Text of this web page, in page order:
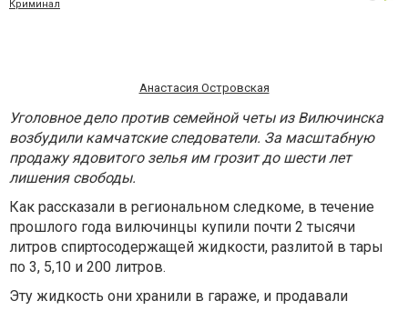
Криминал
Анастасия Островская
Уголовное дело против семейной четы из Вилючинска
возбудили камчатские следователи. За масштабную
продажу ядовитого зелья им грозит до шести лет
лишения свободы.
Как рассказали в региональном следкоме, в течение
прошлого года вилючинцы купили почти 2 тысячи
литров спиртосодержащей жидкости, разлитой в тары
по 3, 5,10 и 200 литров.
Эту жидкость они хранили в гараже, и продавали